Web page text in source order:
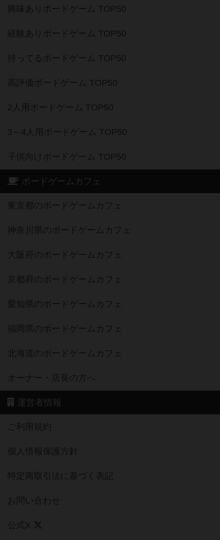
興味ありボードゲーム TOP50
経験ありボードゲーム TOP50
持ってるボードゲーム TOP50
高評価ボードゲーム TOP50
2人用ボードゲーム TOP50
3～4人用ボードゲーム TOP50
子供向けボードゲーム TOP50
ボードゲームカフェ
東京都のボードゲームカフェ
神奈川県のボードゲームカフェ
大阪府のボードゲームカフェ
京都府のボードゲームカフェ
愛知県のボードゲームカフェ
福岡県のボードゲームカフェ
北海道のボードゲームカフェ
オーナー・店長の方へ
運営者情報
ご利用規約
個人情報保護方針
特定商取引法に基づく表記
お問い合わせ
公式X